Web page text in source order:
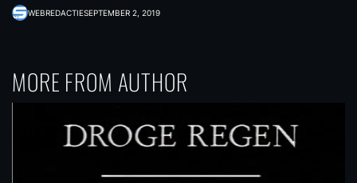
WEBREDACTIESEPTEMBER 2, 2019
MORE FROM AUTHOR